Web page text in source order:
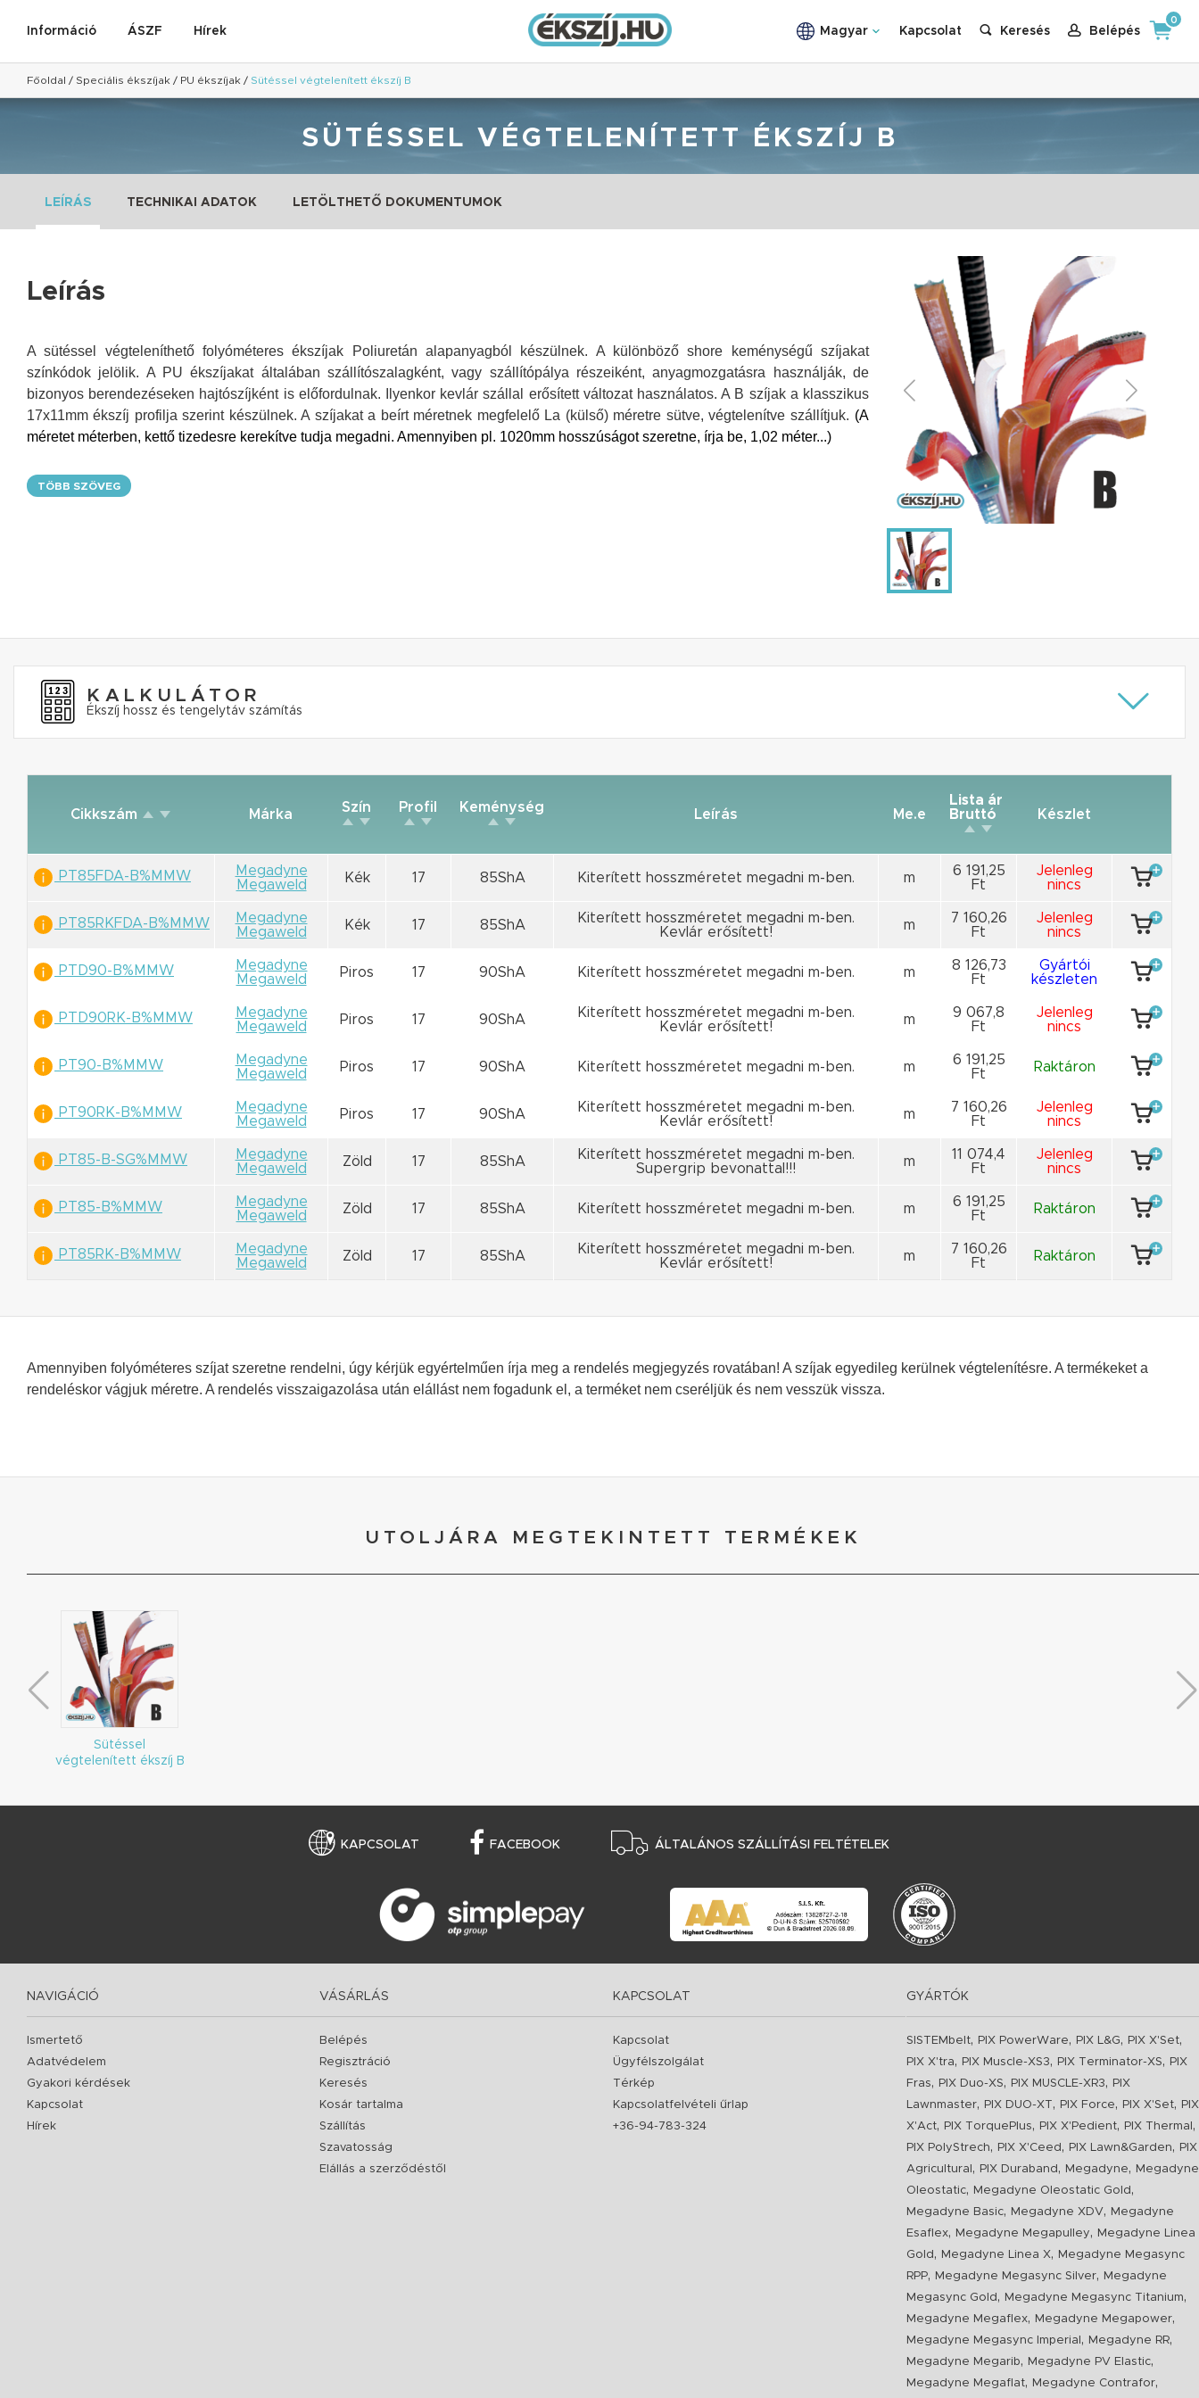
Információ ÁSZF Hírek Magyar Kapcsolat Keresés Belépés
0
Főoldal / Speciális ékszíjak / PU ékszíjak / Sütéssel végtelenített ékszíj B
SÜTÉSSEL VÉGTELENÍTETT ÉKSZÍJ B
LEÍRÁS TECHNIKAI ADATOK LETÖLTHETŐ DOKUMENTUMOK
Leírás
A sütéssel végteleníthető folyóméteres ékszíjak Poliuretán alapanyagból készülnek. A különböző shore keménységű szíjakat
színkódok jelölik. A PU ékszíjakat általában szállítószalagként, vagy szállítópálya részeiként, anyagmozgatásra használják, de
bizonyos berendezéseken hajtószíjként is előfordulnak. Ilyenkor kevlár szállal erősített változat használatos.A B szíjak a klasszikus
17x11mm ékszíj profilja szerint készülnek.A szíjakat a beírt méretnek megfelelő La (külső) méretre sütve, végtelenítve szállítjuk. (A
méretet méterben, kettő tizedesre kerekítve tudja megadni. Amennyiben pl. 1020mm hosszúságot szeretne, írja be, 1,02 méter...)
TÖBB SZÖVEG
KALKULÁTOR
Ékszíj hossz és tengelytáv számítás
Cikkszám Márka Szín Profil Keménység Leírás Me.e
Lista ár
Bruttó
Készlet
PT85FDA-B%MMW
Megadyne
Megaweld
Kék 17 85ShA Kiterített hosszméretet megadni m-ben. m
6 191,25
Ft
Jelenleg
nincs
PT85RKFDA-B%MMW
Megadyne
Megaweld
Kék 17 85ShA
Kiterített hosszméretet megadni m-ben.
Kevlár erősített!
m
7 160,26
Ft
Jelenleg
nincs
PTD90-B%MMW
Megadyne
Megaweld
Piros 17 90ShA Kiterített hosszméretet megadni m-ben. m
8 126,73
Ft
Gyártói
készleten
PTD90RK-B%MMW
Megadyne
Megaweld
Piros 17 90ShA
Kiterített hosszméretet megadni m-ben.
Kevlár erősített!
m
9 067,8
Ft
Jelenleg
nincs
PT90-B%MMW
Megadyne
Megaweld
Piros 17 90ShA Kiterített hosszméretet megadni m-ben. m
6 191,25
Ft
Raktáron
PT90RK-B%MMW
Megadyne
Megaweld
Piros 17 90ShA
Kiterített hosszméretet megadni m-ben.
Kevlár erősített!
m
7 160,26
Ft
Jelenleg
nincs
PT85-B-SG%MMW
Megadyne
Megaweld
Zöld 17 85ShA
Kiterített hosszméretet megadni m-ben.
Supergrip bevonattal!!!
m
11 074,4
Ft
Jelenleg
nincs
PT85-B%MMW
Megadyne
Megaweld
Zöld 17 85ShA Kiterített hosszméretet megadni m-ben. m
6 191,25
Ft
Raktáron
PT85RK-B%MMW
Megadyne
Megaweld
Zöld 17 85ShA
Kiterített hosszméretet megadni m-ben.
Kevlár erősített!
m
7 160,26
Ft
Raktáron
Amennyiben folyóméteres szíjat szeretne rendelni, úgy kérjük egyértelműen írja meg a rendelés megjegyzés rovatában! A szíjak egyedileg kerülnek végtelenítésre. A termékeket a
rendeléskor vágjuk méretre. A rendelés visszaigazolása után elállást nem fogadunk el, a terméket nem cseréljük és nem vesszük vissza.
UTOLJÁRA MEGTEKINTETT TERMÉKEK
Sütéssel
végtelenített ékszíj B
KAPCSOLAT FACEBOOK ÁLTALÁNOS SZÁLLÍTÁSI FELTÉTELEK
NAVIGÁCIÓ
Ismertető
Adatvédelem
Gyakori kérdések
Kapcsolat
Hírek
VÁSÁRLÁS
Belépés
Regisztráció
Keresés
Kosár tartalma
Szállítás
Szavatosság
Elállás a szerződéstől
KAPCSOLAT
Kapcsolat
Ügyfélszolgálat
Térkép
Kapcsolatfelvételi űrlap
+36-94-783-324
GYÁRTÓK
SISTEMbelt, PIX PowerWare, PIX L&G, PIX X'Set,
PIX X'tra, PIX Muscle-XS3, PIX Terminator-XS,
PIX
Fras, PIX Duo-XS, PIX MUSCLE-XR3,
PIX
Lawnmaster, PIX DUO-XT , PIX Force, PIX X'Set,
PIX
X'Act, PIX TorquePlus, PIX X'Pedient, PIX Thermal ,
PIX PolyStrech, PIX X'Ceed , PIX Lawn&Garden,
PIX
Agricultural , PIX Duraband , Megadyne,
Megadyne
Oleostatic, Megadyne Oleostatic Gold ,
Megadyne Basic, Megadyne XDV,
Megadyne
Esaflex, Megadyne Megapulley,
Megadyne Linea
Gold , Megadyne Linea X,
Megadyne Megasync
RPP, Megadyne Megasync Silver,
Megadyne
Megasync Gold , Megadyne Megasync Titanium,
Megadyne Megaflex, Megadyne Megapower,
Megadyne Megasync Imperial , Megadyne RR,
Megadyne Megarib, Megadyne PV Elastic,
Megadyne Megaflat, Megadyne Contrafor,